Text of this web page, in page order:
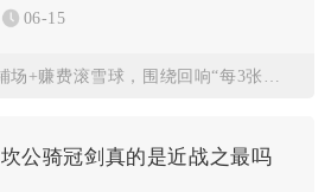
06-15
坎公骑冠剑真的是近战之最吗